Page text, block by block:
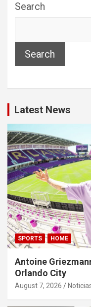
Search
Search
Latest News
SPORTS HOME
Antoine
Orlando City
August 7, 2026